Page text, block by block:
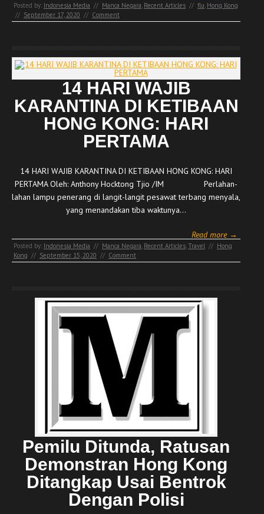
Posted by: Indonesia Media // Manca Negara Recent Articles // flu Hong Kong
// September 17, 2020 // Comment
14 HARI WAJIB
KARANTINA DI KETIBAAN
HONG KONG: HARI
PERTAMA
14 HARI WAJIB KARANTINA DI KETIBAAN HONG KONG: HARI
PERTAMA Oleh: Anthony Hocktong Tjio /IM Perlahan-
lahan lampu penerang di langit-langit pesawat terbang menyala,
yang menandakan tiba waktunya…
Read more →
Posted by: Indonesia Media // Manca Negara Recent Articles Travel // Hong
Kong // September 15, 2020 // Comment
Pemilu Ditunda, Ratusan
Demonstran Hong Kong
Ditangkap Usai Bentrok
Dengan Polisi